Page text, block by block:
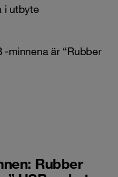
i utbyte
-minnena är “Rubber
Rubber